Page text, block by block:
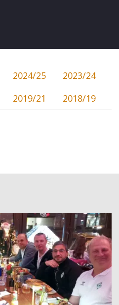
2024/25
2023/24
2019/21
2018/19